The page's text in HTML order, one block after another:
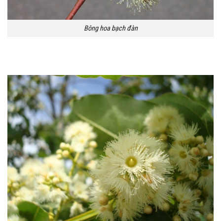
Bông hoa bạch đàn